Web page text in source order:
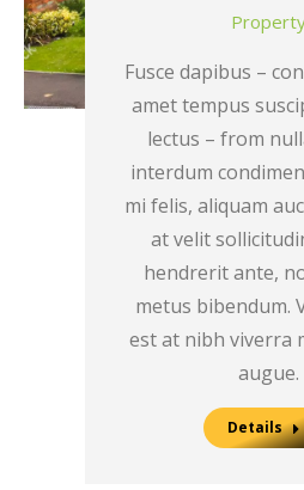
Fusce dapibus –
amet tempus
lectus – from
interdum
mi felis, aliquam
at velit
hendrerit ante,
metus bibendum.
est at nibh viverra
augue.
Details